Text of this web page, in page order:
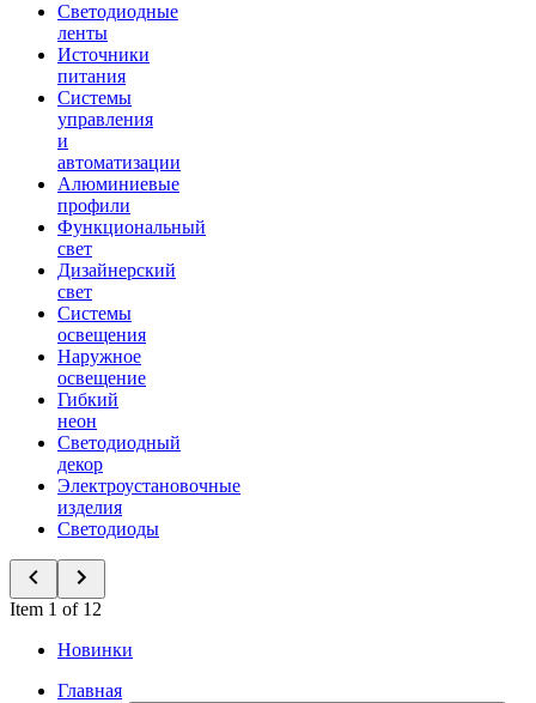
Светодиодные
ленты
Источники
питания
Системы
управления
и
автоматизации
Алюминиевые
профили
Функциональный
свет
Дизайнерский
свет
Системы
освещения
Наружное
освещение
Гибкий
неон
Светодиодный
декор
Электроустановочные
изделия
Светодиоды
Item 1 of 12
Новинки
Главная